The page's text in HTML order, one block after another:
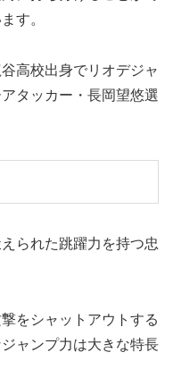
す。
高校出身でリオデジャ
タッカー・長岡望悠選
られた跳躍力を持つ忠
をシャットアウトする
ャンプ力は大きな特長